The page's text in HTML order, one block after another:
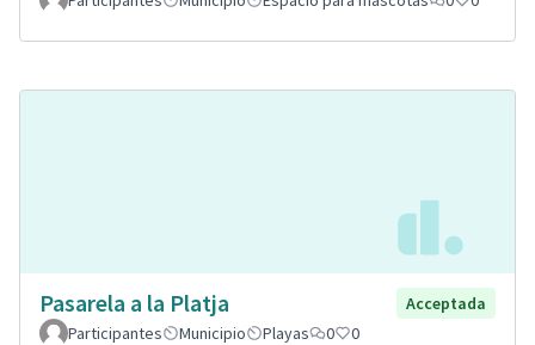
Pasarela a la Platja
Acceptada
Participantes
Municipio Playas 0 0